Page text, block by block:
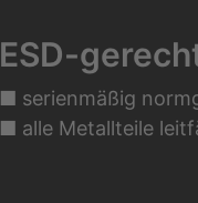
ESD-
■ serienmäßig
■ alle Metallteile